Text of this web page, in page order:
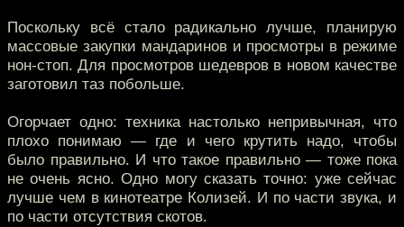
Поскольку всё стало радикально лучше, планирую
массовые закупки мандаринов и просмотры в режиме
нон-стоп. Для просмотров шедевров в новом качестве
заготовил таз побольше.
Огорчает одно: техника настолько непривычная, что
плохо понимаю — где и чего крутить надо, чтобы
было правильно. И что такое правильно — тоже пока
не очень ясно. Одно могу сказать точно: уже сейчас
лучше чем в кинотеатре Колизей. И по части звука, и
по части отсутствия скотов.